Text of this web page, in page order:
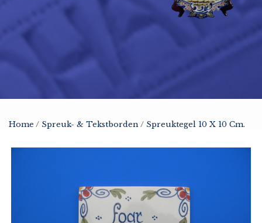
Home/ Spreuk- & Tekstborden/ Spreuktegel 10 X 10 Cm.